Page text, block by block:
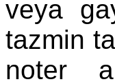
veya
tazmin
noter